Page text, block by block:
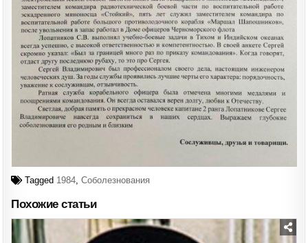
Tagged 1984,Соболезнования
Похожие статьи